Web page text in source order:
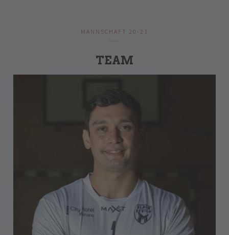
MANNSCHAFT 20-21
TEAM